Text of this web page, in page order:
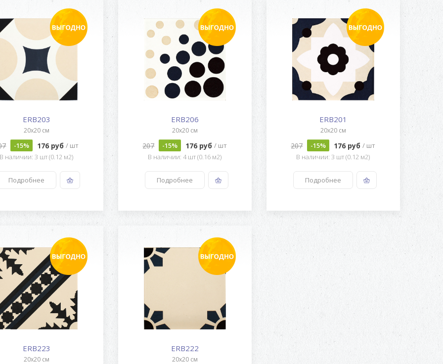
ERB203
20x20 см
-15% 176 руб/ шт
В наличии: 3 шт (0.12 м2)
Подробнее
ERB206
20x20 см
207 -15% 176 руб/ шт
В наличии: 4 шт (0.16 м2)
Подробнее
ERB201
20x20 см
207 -15% 176 руб/ шт
В наличии: 3 шт (0.12 м2)
Подробнее
ERB223
20x20 см
ERB222
20x20 см